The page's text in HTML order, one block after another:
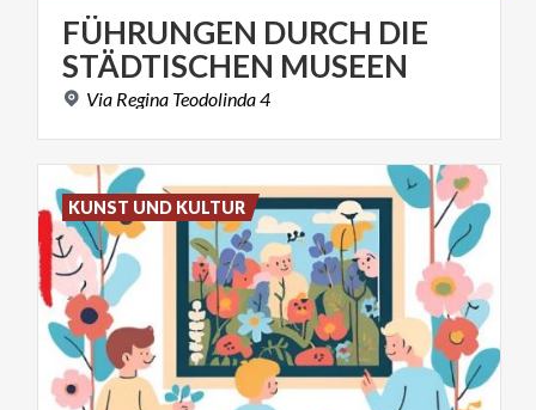
FÜHRUNGEN DURCH DIE
STÄDTISCHEN MUSEEN
Via Regina Teodolinda4
KUNST UND KULTUR